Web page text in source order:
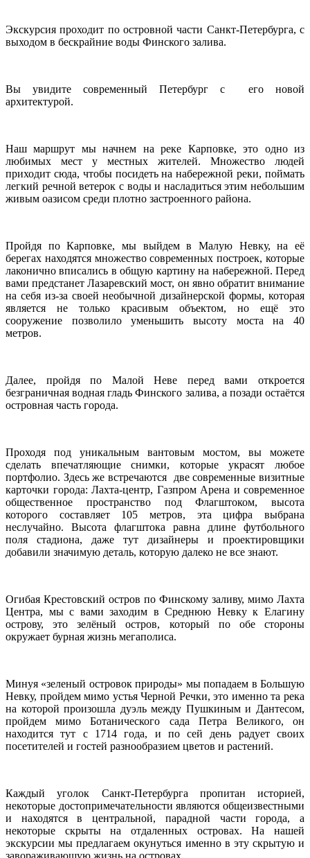
Экскурсия проходит по островной части Санкт-Петербурга, с
выходом в бескрайние воды Финского залива.
Вы увидите современный Петербург с его новой
архитектурой.
Наш маршрут мы начнем на реке Карповке, это одно из
любимых мест у местных жителей. Множество людей
приходит сюда, чтобы посидеть на набережной реки, поймать
легкий речной ветерок с воды и насладиться этим небольшим
живым оазисом среди плотно застроенного района.
Пройдя по Карповке, мы выйдем в Малую Невку, на её
берегах находятся множество современных построек, которые
лаконично вписались в общую картину на набережной. Перед
вами предстанет Лазаревский мост, он явно обратит внимание
на себя из-за своей необычной дизайнерской формы, которая
является не только красивым объектом, но ещё это
сооружение позволило уменьшить высоту моста на 40
метров.
Далее, пройдя по Малой Неве перед вами откроется
безграничная водная гладь Финского залива, а позади остаётся
островная часть города.
Проходя под уникальным вантовым мостом, вы можете
сделать впечатляющие снимки, которые украсят любое
портфолио. Здесь же встречаются две современные визитные
карточки города: Лахта-центр, Газпром Арена и современное
общественное пространство под Флагштоком, высота
которого составляет 105 метров, эта цифра выбрана
неслучайно. Высота флагштока равна длине футбольного
поля стадиона, даже тут дизайнеры и проектировщики
добавили значимую деталь, которую далеко не все знают.
Огибая Крестовский остров по Финскому заливу, мимо Лахта
Центра, мы с вами заходим в Среднюю Невку к Елагину
острову, это зелёный остров, который по обе стороны
окружает бурная жизнь мегаполиса.
Минуя «зеленый островок природы» мы попадаем в Большую
Невку, пройдем мимо устья Черной Речки, это именно та река
на которой произошла дуэль между Пушкиным и Дантесом,
пройдем мимо Ботанического сада Петра Великого, он
находится тут с 1714 года, и по сей день радует своих
посетителей и гостей разнообразием цветов и растений.
Каждый уголок Санкт-Петербурга пропитан историей,
некоторые достопримечательности являются общеизвестными
и находятся в центральной, парадной части города, а
некоторые скрыты на отдаленных островах. На нашей
экскурсии мы предлагаем окунуться именно в эту скрытую и
завораживающую жизнь на островах.